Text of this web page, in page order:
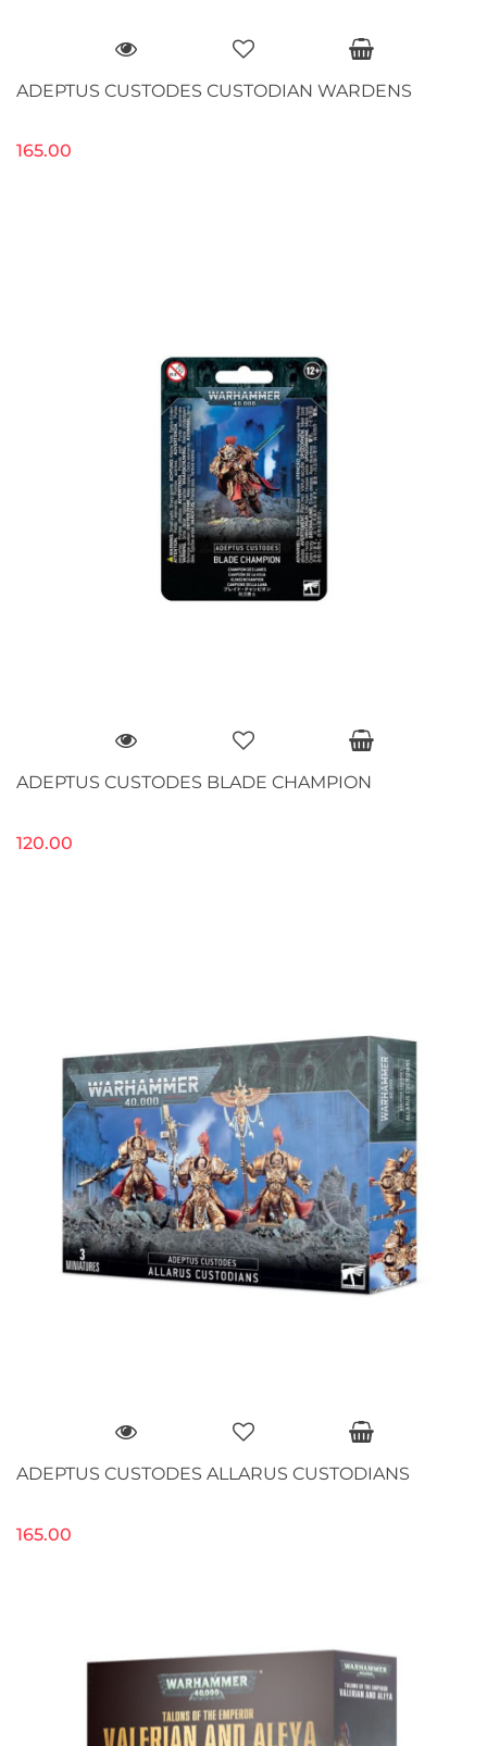
ADEPTUS CUSTODES CUSTODIAN WARDENS
165.00
ADEPTUS CUSTODES BLADE CHAMPION
120.00
ADEPTUS CUSTODES ALLARUS CUSTODIANS
165.00